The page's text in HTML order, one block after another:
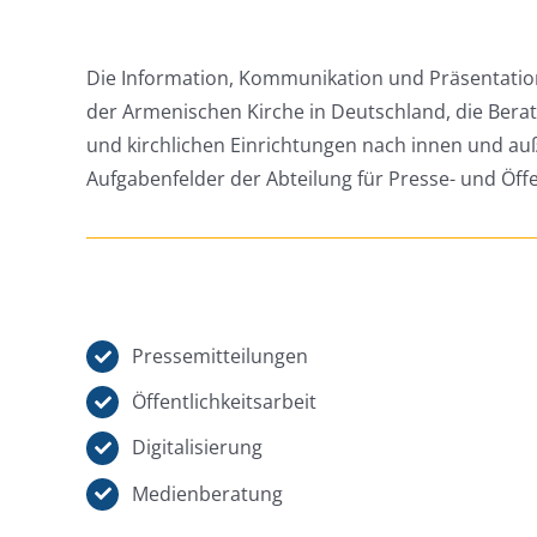
Die Information, Kommunikation und
der Armenischen Kirche in Deutschland, die
und kirchlichen Einrichtungen nach innen und
Aufgabenfelder der Abteilung für Presse- und
Pressemitteilungen
Öffentlichkeitsarbeit
Digitalisierung
Medienberatung